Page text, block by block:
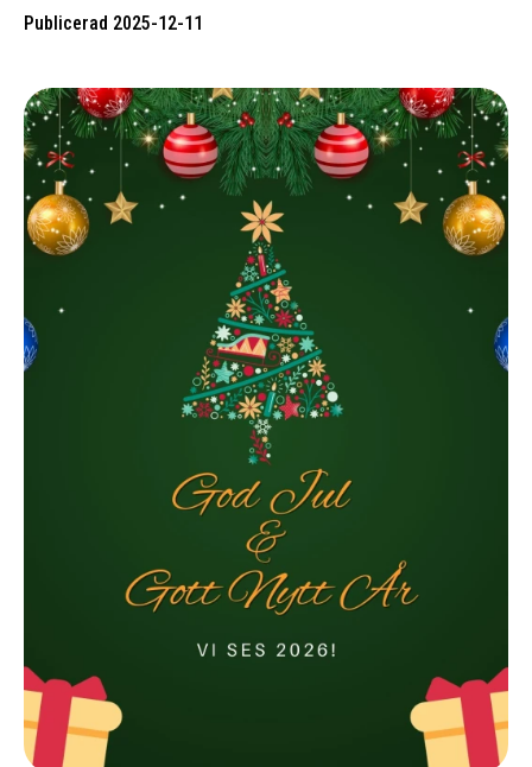
Publicerad 2025-12-11